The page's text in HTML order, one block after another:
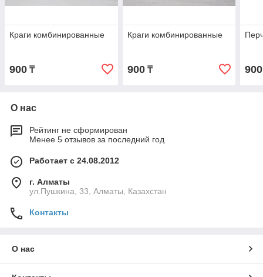
Краги комбинированные
900 ₸
Краги комбинированные
900₸ 900
О нас
Рейтинг не сформирован
Менее 5 отзывов за последний год
Работает с 24.08.2012
г. Алматы
ул.Пушкина, 33, Алматы, Казахстан
Контакты
О нас